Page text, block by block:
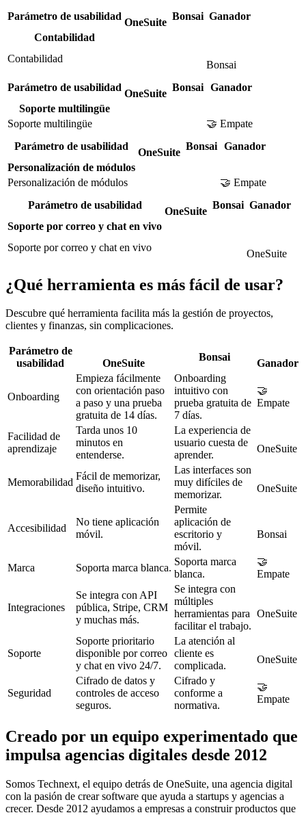
Parámetro de usabilidad
OneSuite
Bonsai Ganador
Contabilidad
Contabilidad
Bonsai
Parámetro de usabilidad
OneSuite
Bonsai Ganador
Soporte multilingüe
Soporte multilingüe
🤝 Empate
Parámetro de usabilidad
OneSuite
Bonsai Ganador
Personalización de módulos
Personalización de módulos
🤝 Empate
Parámetro de usabilidad
OneSuite
Bonsai Ganador
Soporte por correo y chat en vivo
Soporte por correo y chat en vivo
OneSuite
¿Qué herramienta es más fácil de usar?
Descubre qué herramienta facilita más la gestión de proyectos,
clientes y finanzas, sin complicaciones.
Parámetro de
usabilidad
OneSuite
Bonsai
Ganador
Onboarding
Empieza fácilmente
con orientación paso
a paso y una prueba
gratuita de 14 días.
Onboarding
intuitivo con
prueba gratuita de
7 días.
🤝
Empate
Facilidad de
aprendizaje
Tarda unos 10
minutos en
entenderse.
La experiencia de
usuario cuesta de
aprender.
OneSuite
Memorabilidad
Fácil de memorizar,
diseño intuitivo.
Las interfaces son
muy difíciles de
memorizar.
OneSuite
Accesibilidad
No tiene aplicación
móvil.
Permite
aplicación de
escritorio y
móvil.
Bonsai
Marca Soporta marca blanca.
Soporta marca
blanca.
🤝
Empate
Integraciones
Se integra con API
pública, Stripe, CRM
y muchas más.
Se integra con
múltiples
herramientas para
facilitar el trabajo.
OneSuite
Soporte
Soporte prioritario
disponible por correo
y chat en vivo 24/7.
La atención al
cliente es
complicada.
OneSuite
Seguridad
Cifrado de datos y
controles de acceso
seguros.
Cifrado y
conforme a
normativa.
🤝
Empate
Creado por un equipo experimentado que
impulsa agencias digitales desde 2012
Somos Technext, el equipo detrás de OneSuite, una agencia digital
con la pasión de crear software que ayuda a startups y agencias a
crecer. Desde 2012 ayudamos a empresas a construir productos que